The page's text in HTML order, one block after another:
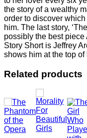
the story of a wealthy
order to discover
him. The last story,
possibly the best piece
Story Short is Jeffrey
shows him at the top of
Related products